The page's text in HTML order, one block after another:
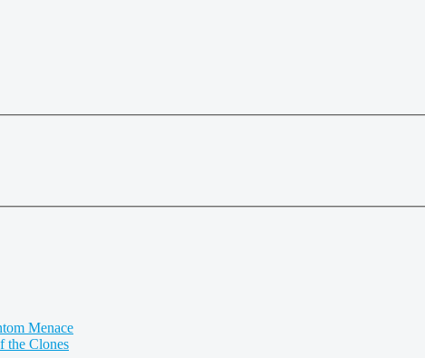
Menace
the Clones